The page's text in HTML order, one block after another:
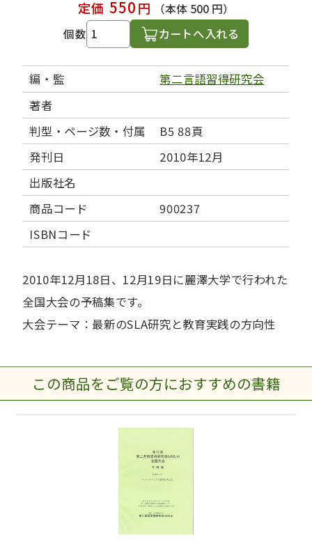
定価 550円
（本体 500 円）
個数
カートへ入れる
編・監
第二言語習得研究会
著者
判型・ページ数・付属
B5 88頁
発刊日
2010年12月
出版社名
商品コード
900237
ISBNコード
2010年12月18日、12月19日に麗澤大学で行われた
全国大会の予稿集です。
大会テーマ：最新のSLA研究と教育実践の方向性
この商品をご覧の方におすすめの書籍